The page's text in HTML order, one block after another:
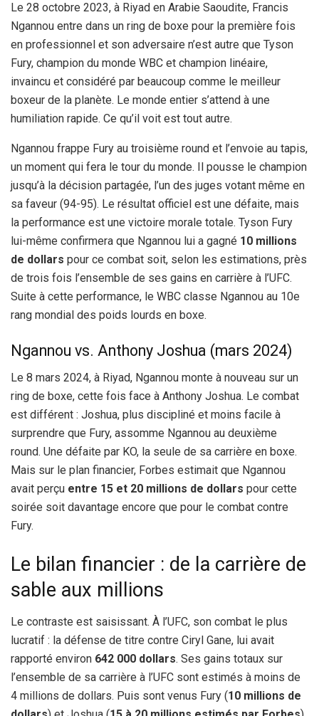
Le 28 octobre 2023, à Riyad en Arabie Saoudite, Francis
Ngannou entre dans un ring de boxe pour la première fois
en professionnel et son adversaire n’est autre que Tyson
Fury, champion du monde WBC et champion linéaire,
invaincu et considéré par beaucoup comme le meilleur
boxeur de la planète. Le monde entier s’attend à une
humiliation rapide. Ce qu’il voit est tout autre.
Ngannou frappe Fury au troisième round et l’envoie au tapis,
un moment qui fera le tour du monde. Il pousse le champion
jusqu’à la décision partagée, l’un des juges votant même en
sa faveur (94-95). Le résultat officiel est une défaite, mais
la performance est une victoire morale totale. Tyson Fury
lui-même confirmera que Ngannou lui a gagné 10 millions
de dollars pour ce combat soit, selon les estimations, près
de trois fois l’ensemble de ses gains en carrière à l’UFC.
Suite à cette performance, le WBC classe Ngannou au 10e
rang mondial des poids lourds en boxe.
Ngannou vs. Anthony Joshua (mars 2024)
Le 8 mars 2024, à Riyad, Ngannou monte à nouveau sur un
ring de boxe, cette fois face à Anthony Joshua. Le combat
est différent : Joshua, plus discipliné et moins facile à
surprendre que Fury, assomme Ngannou au deuxième
round. Une défaite par KO, la seule de sa carrière en boxe.
Mais sur le plan financier, Forbes estimait que Ngannou
avait perçu entre 15 et 20 millions de dollars pour cette
soirée soit davantage encore que pour le combat contre
Fury.
Le bilan financier : de la carrière de
sable aux millions
Le contraste est saisissant. À l’UFC, son combat le plus
lucratif : la défense de titre contre Ciryl Gane, lui avait
rapporté environ 642 000 dollars. Ses gains totaux sur
l’ensemble de sa carrière à l’UFC sont estimés à moins de
4 millions de dollars. Puis sont venus Fury (10 millions de